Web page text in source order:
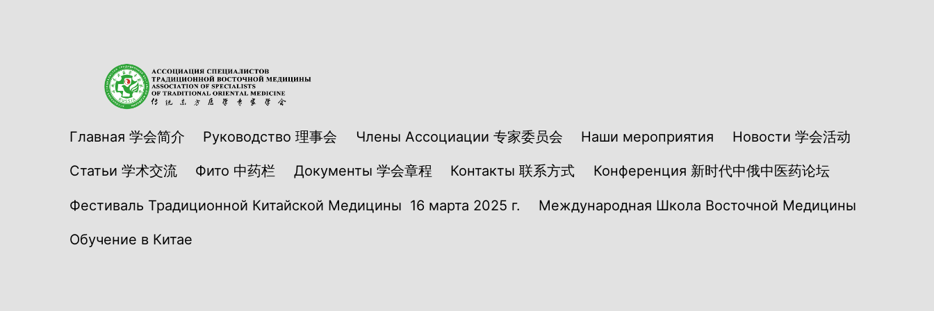
АСТВМ
Главная 学会简介 Руководство 理事会 Члены Ассоциации 专家委员会 Наши мероприятия Новости 学会活动
Статьи 学术交流 Фито 中药栏 Документы 学会章程 Контакты 联系方式 Конференция 新时代中俄中医药论坛
Фестиваль Традиционной Китайской Медицины 16 марта 2025 г. Международная Школа Восточной Медицины
Обучение в Китае